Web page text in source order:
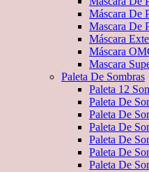
Máscara De
Mascara De
Máscara
Máscara
Mascara
Paleta De Sombras
Paleta 12
Paleta De
Paleta De
Paleta De
Paleta De
Paleta De
Paleta De